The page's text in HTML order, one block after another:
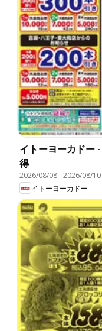
イトーヨーカドー
得
2026/08/08-2026/08/10
イトーヨーカドー